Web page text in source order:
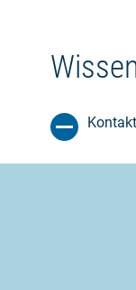
Kontakt